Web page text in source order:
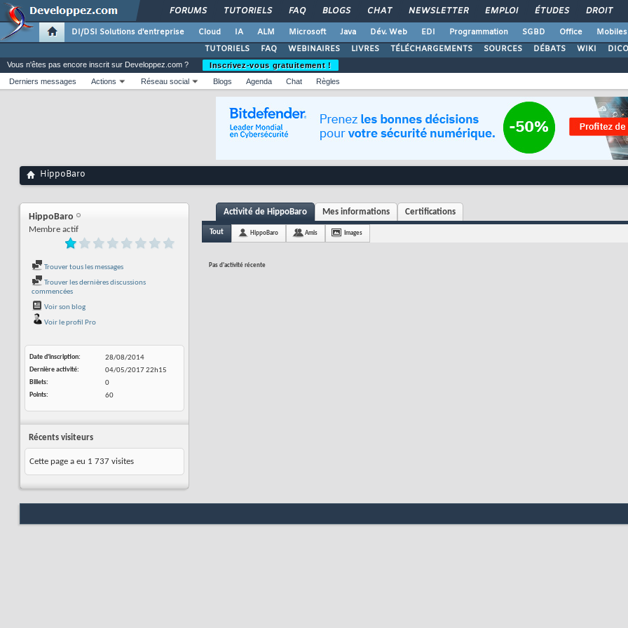
FORUMS TUTORIELS FAQ BLOGS CHAT NEWSLETTER EMPLOI ÉTUDES DROIT
DI/DSI Solutions d'entreprise Cloud IA ALM Microsoft Java Dév. Web EDI Programmation SGBD Office Mobiles
TUTORIELS
FAQ WEBINAIRES LIVRES TÉLÉCHARGEMENTS SOURCES DÉBATS WIKI DICO
Vous n'êtes pas encore inscrit sur Developpez.com ?
Inscrivez-vous gratuitement !
Derniers messages
Actions Réseau social Blogs Agenda Chat Règles
HippoBaro
HippoBaro
Membre actif
Trouver tous les messages
Trouver les dernières discussions
commencées
Voir son blog
Voir le profil Pro
Date d'inscription
28/08/2014
Dernière activité
04/05/201722h15
Billets
0
Points
60
Récents visiteurs
Cette page a eu 1 737 visites
Activité de HippoBaro Mes informations Certifications
Tout HippoBaro Amis Images
Pas d'activité récente